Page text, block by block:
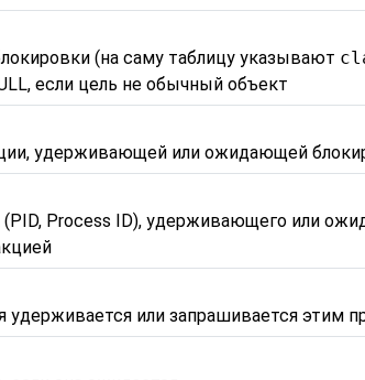
(на саму таблицу указывают
если цель не обычный объект
удерживающей или ожидающей
Process ID), удерживающего или
удерживается или запрашивается этим